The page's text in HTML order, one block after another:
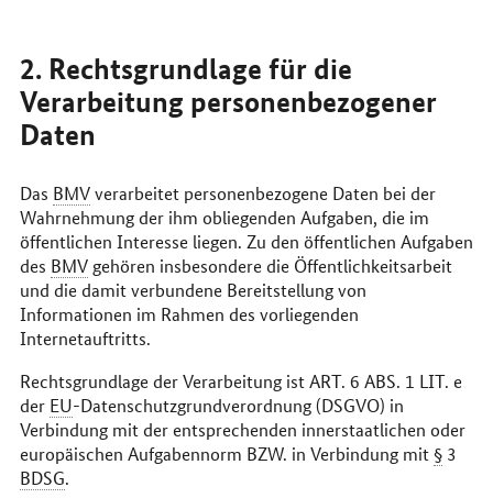
2. Rechtsgrundlage für die
Verarbeitung personenbezogener
Daten
Das BMVverarbeitet personenbezogene Daten bei der
Wahrnehmung der ihm obliegenden Aufgaben, die im
öffentlichen Interesse liegen. Zu den öffentlichen Aufgaben
des BMVgehören insbesondere die Öffentlichkeitsarbeit
und die damit verbundene Bereitstellung von
Informationen im Rahmen des vorliegenden
Internetauftritts.
Rechtsgrundlage der Verarbeitung ist ART. 6 ABS. 1 LIT. e
der EU-Datenschutzgrundverordnung (DSGVO) in
Verbindung mit der entsprechenden innerstaatlichen oder
europäischen Aufgabennorm BZW. in Verbindung mit§3
BDSG.